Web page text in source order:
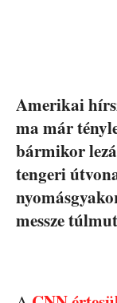
Amerikai
ma már
bármikor
tengeri
messze